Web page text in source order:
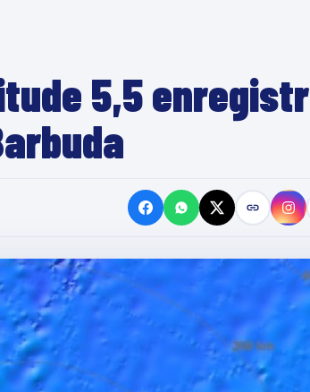
5,5